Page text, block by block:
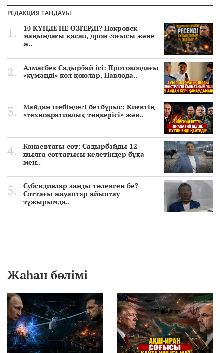
РЕДАКЦИЯ ТАҢДАУЫ
10 КҮНДЕ НЕ ӨЗГЕРДІ? Покровск
маңындағы қасап, дрон соғысы және
ж..
Алмасбек Садырбай ісі: Протоколдағы
«күмәнді» кол қоюлар, Павлода..
Майдан шебіндегі бетбұрыс: Киевтің
«технократиялық төңкерісі» жән..
Қонаевтағы сот: Садырбайды 12
жылға соттағысы келетіндер бұқа
мен..
Субсидиялар заңды төленген бе?
Соттағы жауаптар айыптау
тұжырымда..
Жаһан бөлімі